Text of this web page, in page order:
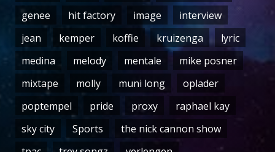
genee
hit factory image
interview
jean
kemper koffie kruizenga
lyric
medina
melody mentale
mike posner
mixtape
molly muni long
oplader
poptempel
pride proxy
raphael kay
sky city
Sports
the nick cannon show